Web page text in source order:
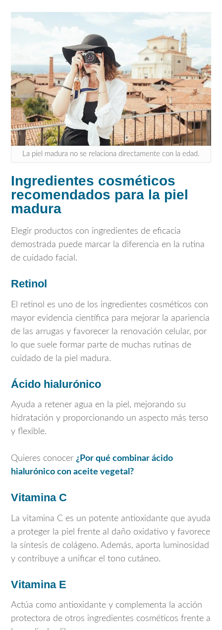
La piel madura no se relaciona directamente con la edad.
Ingredientes cosméticos
recomendados para la piel
madura
Elegir productos con ingredientes de eficacia
demostrada puede marcar la diferencia en la rutina
de cuidado facial.
Retinol
El retinol es uno de los ingredientes cosméticos con
mayor evidencia científica para mejorar la apariencia
de las arrugas y favorecer la renovación celular, por
lo que suele formar parte de muchas rutinas de
cuidado de la piel madura.
Ácido hialurónico
Ayuda a retener agua en la piel, mejorando su
hidratación y proporcionando un aspecto más terso
y flexible.
Quieres conocer ¿Por qué combinar ácido
hialurónico con aceite vegetal?
Vitamina C
La vitamina C es un potente antioxidante que ayuda
a proteger la piel frente al daño oxidativo y favorece
la síntesis de colágeno. Además, aporta luminosidad
y contribuye a unificar el tono cutáneo.
Vitamina E
Actúa como antioxidante y complementa la acción
protectora de otros ingredientes cosméticos frente a